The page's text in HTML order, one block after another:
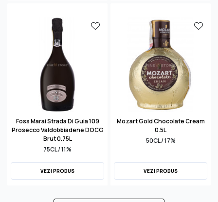
Foss Marai Strada Di Guia 109
Prosecco Valdobbiadene DOCG
Brut 0.75L
75CL / 11%
VEZI PRODUS
Mozart Gold Chocolate Cream
0.5L
50CL / 17%
VEZI PRODUS